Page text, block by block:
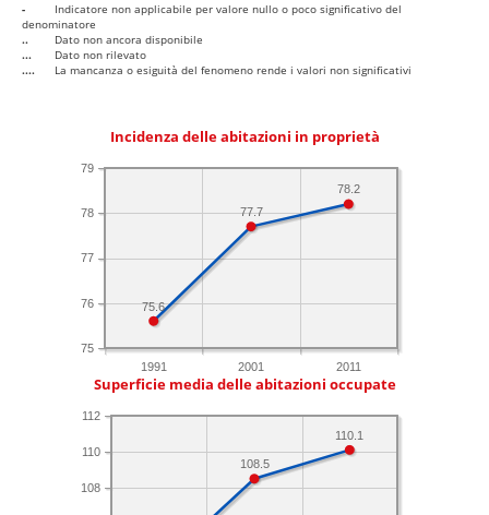
-
Indicatore non applicabile per valore nullo o poco significativo del
denominatore
..
Dato non ancora disponibile
...
Dato non rilevato
....
La mancanza o esiguità del fenomeno rende i valori non significativi
Incidenza delle abitazioni in proprietà
1991 2001 2011
75
76
77
78
79
78.2
77.7
75.6
Superficie media delle abitazioni occupate
108
110
112
110.1
108.5